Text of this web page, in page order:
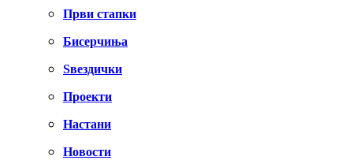
Први стапки
Бисерчиња
Ѕвездички
Проекти
Настани
Новости